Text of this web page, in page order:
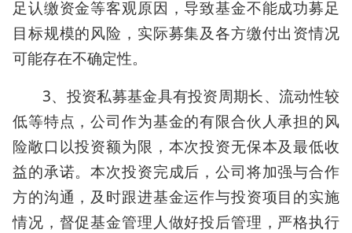
足认缴资金等客观原因，导致基金不能成功募足
目标规模的风险，实际募集及各方缴付出资情况
可能存在不确定性。
3、投资私募基金具有投资周期长、流动性较
低等特点，公司作为基金的有限合伙人承担的风
险敞口以投资额为限，本次投资无保本及最低收
益的承诺。本次投资完成后，公司将加强与合作
方的沟通，及时跟进基金运作与投资项目的实施
情况，督促基金管理人做好投后管理，严格执行